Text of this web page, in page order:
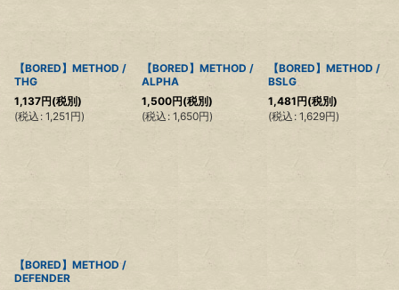
【BORED】METHOD /
THG
1,137円(税別)
(税込 : 1,251 円)
【BORED】METHOD /
ALPHA
1,500円(税別)
(税込 : 1,650円)
【BORED】METHOD /
BSLG
1,481円(税別)
(税込 : 1,629円)
【BORED】METHOD /
DEFENDER